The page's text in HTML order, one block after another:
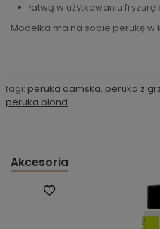
łatwą w użytkowaniu
Modelka ma na sobie perukę w
tagi: peruka damska, peruka z
peruka blond
Akcesoria